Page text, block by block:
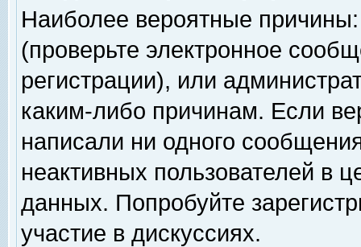
Наиболее вероятные
(проверьте электронное
регистрации), или
каким-либо причинам. Если
написали ни одного
неактивных пользователей в
данных. Попробуйте
участие в дискуссиях.